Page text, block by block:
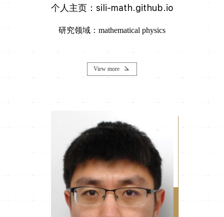
个人主页：sili-math.github.io
研究领域：mathematical physics
View more